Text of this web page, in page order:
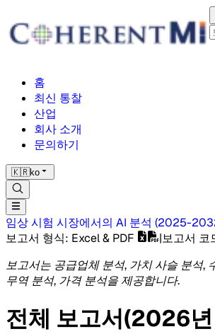
홈
최신 통찰
산업
회사 소개
문의하기
🇰🇷ko
임상 시험 시장에서의 AI 분석 (2025-
보고서 형식: Excel & PDF |보고서 코
보고서는 공급업체 분석, 가치 사슬 분석,
무역 분석, 가격 분석을 제공합니다.
전체 보고서(2026